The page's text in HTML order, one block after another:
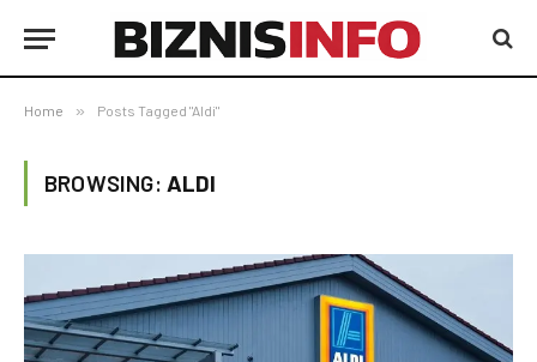
Home » Posts Tagged "Aldi"
BROWSING: ALDI